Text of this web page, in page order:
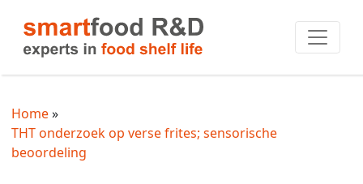
Home
THT onderzoek op verse frites; sensorische
beoordeling